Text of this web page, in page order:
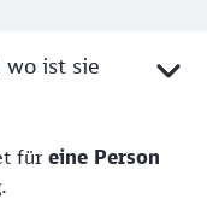
ist sie
für eine Person